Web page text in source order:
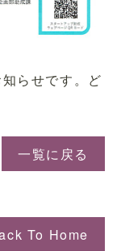
らせです。ど
一覧に戻る
To Home